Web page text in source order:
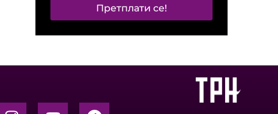
Претплати се!